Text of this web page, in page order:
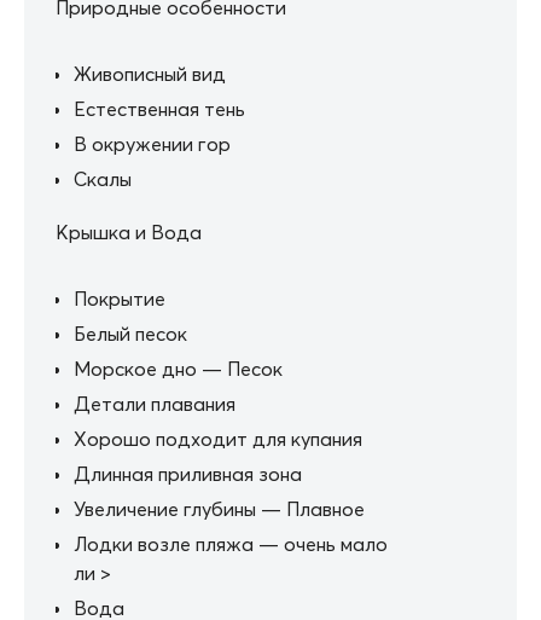
Природные особенности
Живописный вид
Естественная тень
В окружении гор
Скалы
Крышка и Вода
Покрытие
Белый песок
Морское дно — Песок
Детали плавания
Хорошо подходит для купания
Длинная приливная зона
Увеличение глубины — Плавное
Лодки возле пляжа — очень мало
ли >
Вода